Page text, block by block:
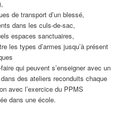
de transport d’un blessé,
dans les culs-de-sac,
espaces sanctuaires,
les types d’armes jusqu’à présent
qui peuvent s’enseigner avec un
des ateliers reconduits chaque
avec l’exercice du PPMS
dans une école.